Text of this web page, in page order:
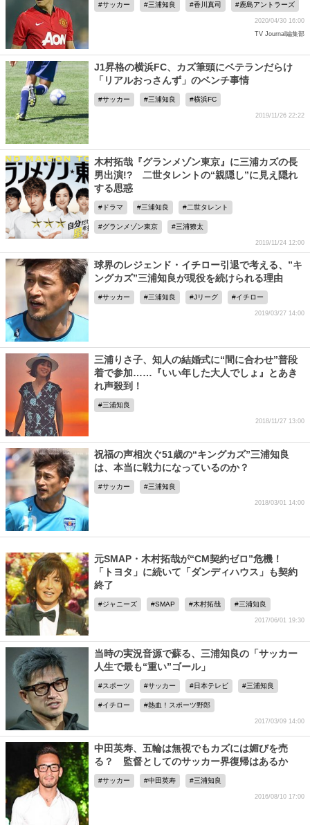
サッカー 三浦知良 香川真司 鹿島アントラーズ
2020/04/30 16:00
TV Journal編集部
J1昇格の横浜FC、カズ筆頭にベテランだらけ
「リアルおっさんず」のベンチ事情
サッカー 三浦知良 横浜FC
2019/11/26 22:22
木村拓哉『グランメゾン東京』に三浦カズの長
男出演!? 二世タレントの“親隠し”に見え隠れ
する思惑
ドラマ 三浦知良 二世タレント
グランメゾン東京 三浦獠太
2019/11/24 12:00
球界のレジェンド・イチロー引退で考える、”キ
ングカズ”三浦知良が現役を続けられる理由
サッカー 三浦知良 Jリーグ イチロー
2019/03/27 14:00
三浦りさ子、知人の結婚式に“間に合わせ”普段
着で参加……『いい年した大人でしょ』とあき
れ声殺到！
三浦知良
2018/11/27 13:00
祝福の声相次ぐ51歳の“キングカズ”三浦知良
は、本当に戦力になっているのか？
サッカー 三浦知良
2018/03/01 14:00
元SMAP・木村拓哉が“CM契約ゼロ”危機！
「トヨタ」に続いて「ダンディハウス」も契約
終了
ジャニーズ SMAP 木村拓哉 三浦知良
2017/06/01 19:30
当時の実況音源で蘇る、三浦知良の「サッカー
人生で最も“重い”ゴール」
スポーツ サッカー 日本テレビ 三浦知良
イチロー 熱血！スポーツ野郎
2017/03/09 14:00
中田英寿、五輪は無視でもカズには媚びを売
る？ 監督としてのサッカー界復帰はあるか
サッカー 中田英寿 三浦知良
2016/08/10 17:00